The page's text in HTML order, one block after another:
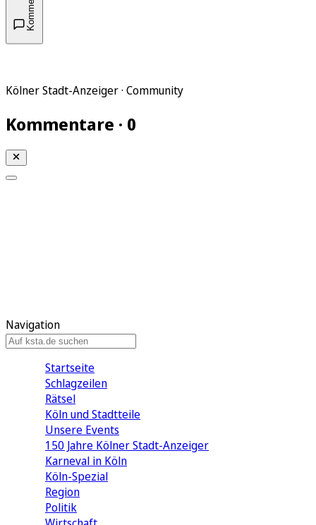
Kölner Stadt-Anzeiger · Community
Kommentare · 0
Navigation
Startseite
Schlagzeilen
Rätsel
Köln und Stadtteile
Unsere Events
150 Jahre Kölner Stadt-Anzeiger
Karneval in Köln
Köln-Spezial
Region
Politik